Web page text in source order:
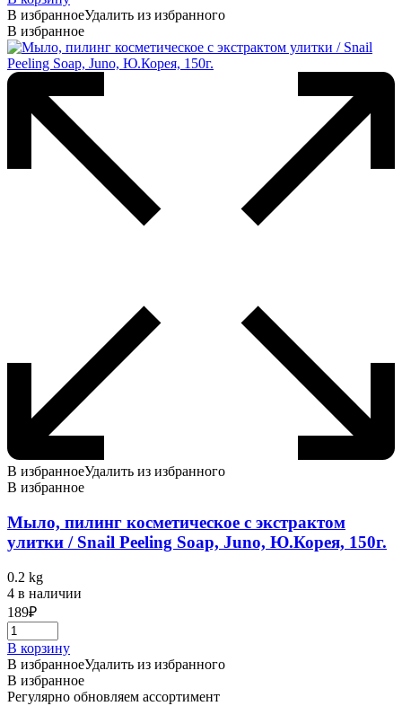
В избранноеУдалить из избранного
В избранное
В избранноеУдалить из избранного
В избранное
Мыло, пилинг косметическое с экстрактом
улитки / Snail Peeling Soap, Juno, Ю.Корея, 150г.
0.2 kg
4 в наличии
189₽
В корзину
В избранноеУдалить из избранного
В избранное
Регулярно обновляем ассортимент